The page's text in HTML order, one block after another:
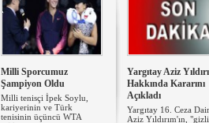
Milli Sporcumuz
Şampiyon Oldu
Milli tenisçi İpek Soylu,
kariyerinin ve Türk
tenisinin üçüncü WTA
Yargıtay Aziz
Hakkında Kararını
Açıkladı
Yargıtay 16. Ceza
Aziz Yıldırım'ın, "gizli